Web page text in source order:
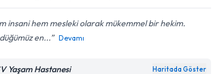
insani hem mesleki olarak mükemmel bir hekim.
en...
Devamı
Yaşam Hastanesi Haritada Göster